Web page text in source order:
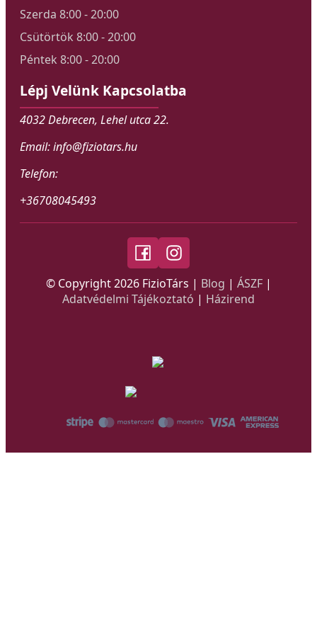
Szerda 8:00 - 20:00
Csütörtök 8:00 - 20:00
Péntek 8:00 - 20:00
Lépj Velünk Kapcsolatba
4032 Debrecen, Lehel utca 22.
Email: info@fiziotars.hu
Telefon:
+36708045493
© Copyright2026FizioTárs | Blog | ÁSZF|
Adatvédelmi Tájékoztató | Házirend